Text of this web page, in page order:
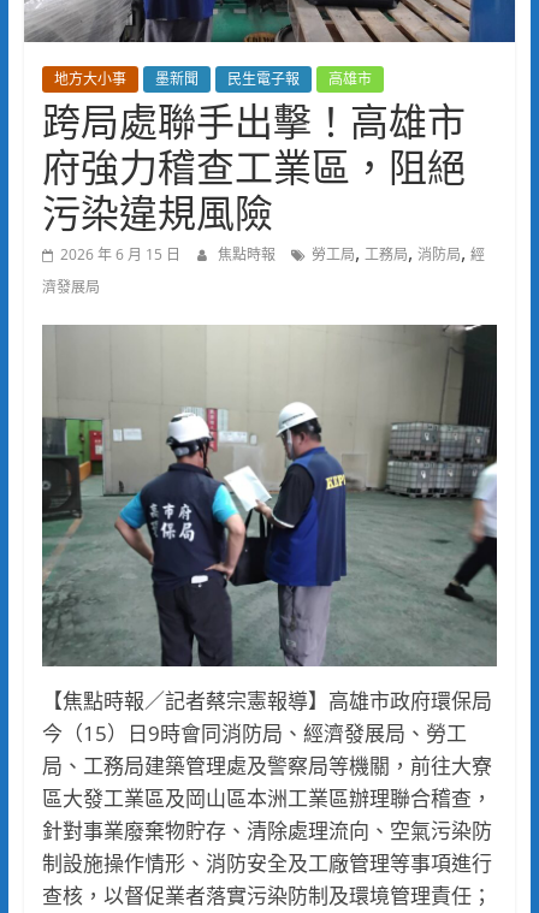
地方大小事 墨新聞 民生電子報 高雄市
跨局處聯手出擊！高雄市
府強力稽查工業區，阻絕
污染違規風險
2026 年 6 月 15 日 焦點時報 勞工局, 工務局, 消防局, 經
濟發展局
【焦點時報／記者蔡宗憲報導】高雄市政府環保局
今（15）日9時會同消防局、經濟發展局、勞工
局、工務局建築管理處及警察局等機關，前往大寮
區大發工業區及岡山區本洲工業區辦理聯合稽查，
針對事業廢棄物貯存、清除處理流向、空氣污染防
制設施操作情形、消防安全及工廠管理等事項進行
查核，以督促業者落實污染防制及環境管理責任；